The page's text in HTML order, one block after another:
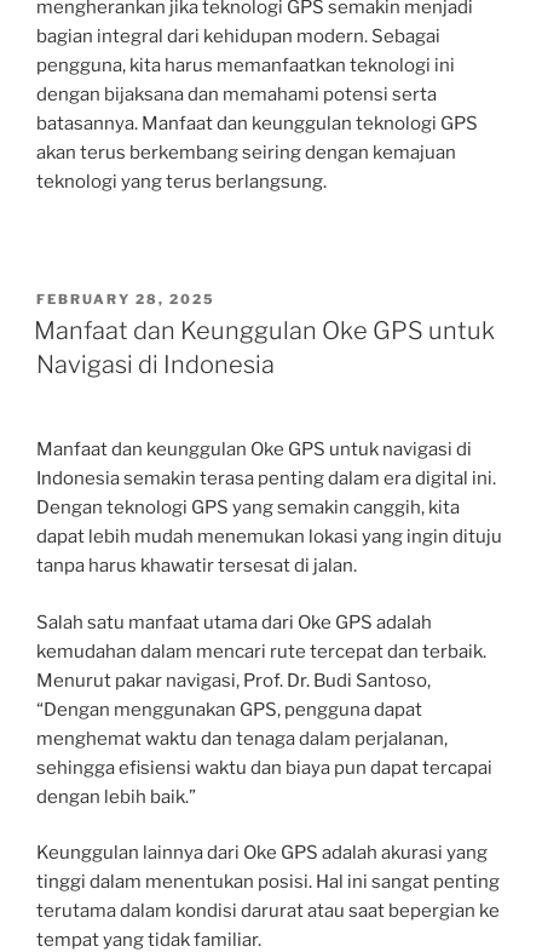
mengherankan jika teknologi GPS semakin menjadi
bagian integral dari kehidupan modern. Sebagai
pengguna, kita harus memanfaatkan teknologi ini
dengan bijaksana dan memahami potensi serta
batasannya. Manfaat dan keunggulan teknologi GPS
akan terus berkembang seiring dengan kemajuan
teknologi yang terus berlangsung.
POSTED
ON
FEBRUARY 28, 2025
Manfaat dan Keunggulan Oke GPS untuk
Navigasi di Indonesia
Manfaat dan keunggulan Oke GPS untuk navigasi di
Indonesia semakin terasa penting dalam era digital ini.
Dengan teknologi GPS yang semakin canggih, kita
dapat lebih mudah menemukan lokasi yang ingin dituju
tanpa harus khawatir tersesat di jalan.
Salah satu manfaat utama dari Oke GPS adalah
kemudahan dalam mencari rute tercepat dan terbaik.
Menurut pakar navigasi, Prof. Dr. Budi Santoso,
“Dengan menggunakan GPS, pengguna dapat
menghemat waktu dan tenaga dalam perjalanan,
sehingga efisiensi waktu dan biaya pun dapat tercapai
dengan lebih baik.”
Keunggulan lainnya dari Oke GPS adalah akurasi yang
tinggi dalam menentukan posisi. Hal ini sangat penting
terutama dalam kondisi darurat atau saat bepergian ke
tempat yang tidak familiar.